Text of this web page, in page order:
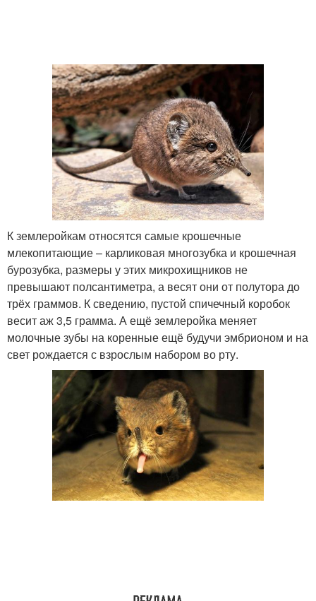
К землеройкам относятся самые крошечные
млекопитающие – карликовая многозубка и крошечная
бурозубка, размеры у этих микрохищников не
превышают полсантиметра, а весят они от полутора до
трёх граммов. К сведению, пустой спичечный коробок
весит аж 3,5 грамма. А ещё землеройка меняет
молочные зубы на коренные ещё будучи эмбрионом и на
свет рождается с взрослым набором во рту.